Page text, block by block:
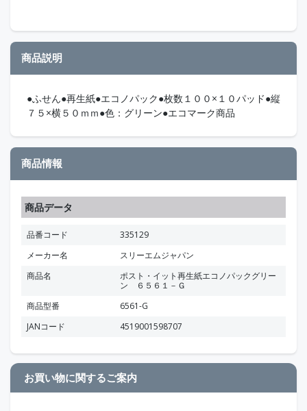
商品説明
●ふせん●再生紙●エコノパック●枚数１００×１０パッド●縦
７５×横５０ｍｍ●色：グリーン●エコマーク商品
商品情報
商品データ
品番コード
335129
メーカー名
スリーエムジャパン
商品名
ポスト・イット再生紙エコノパックグリー
ン ６５６１－Ｇ
商品型番
6561-G
JANコード
4519001598707
お買い物に関するご案内